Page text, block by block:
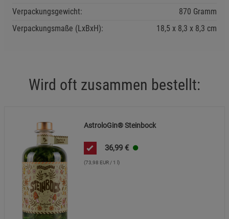
Verpackungsgewicht:
870 Gramm
Verpackungsmaße (LxBxH):
18,5 8,3 8,3 cm
Wird oft zusammen bestellt:
AstroloGin® Steinbock
36,99 €
(73,98 EUR / 1 l)